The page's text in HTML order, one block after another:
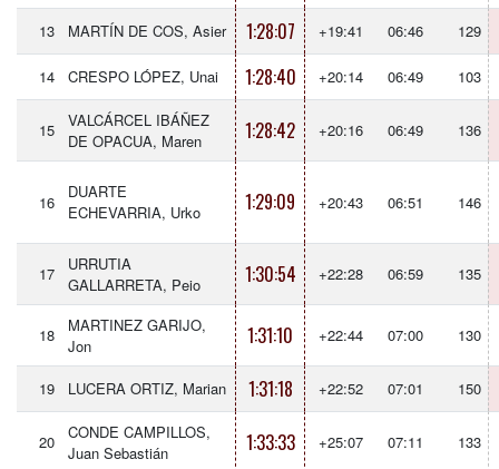
13 MARTÍN DE COS, Asier 1:28:07 +19:41 06:46 129
14 CRESPO LÓPEZ, Unai 1:28:40 +20:14 06:49 103
15
VALCÁRCEL IBÁÑEZ
DE OPACUA, Maren
1:28:42 +20:16 06:49 136
16
DUARTE
ECHEVARRIA, Urko
1:29:09 +20:43 06:51 146
17
URRUTIA
GALLARRETA, Peio
1:30:54 +22:28 06:59 135
18
MARTINEZ GARIJO,
Jon
1:31:10 +22:44 07:00 130
19 LUCERA ORTIZ, Marian 1:31:18 +22:52 07:01 150
20
CONDE CAMPILLOS,
Juan Sebastián
1:33:33 +25:07 07:11 133